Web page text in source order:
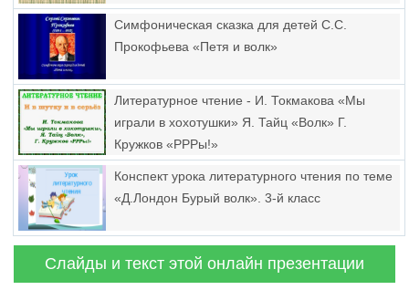
Симфоническая сказка для детей С.С.
Прокофьева «Петя и волк»
Литературное чтение - И. Токмакова «Мы
играли в хохотушки» Я. Тайц «Волк» Г.
Кружков «РРРы!»
Конспект урока литературного чтения по теме
«Д.Лондон Бурый волк». 3-й класс
Слайды и текст этой онлайн презентации